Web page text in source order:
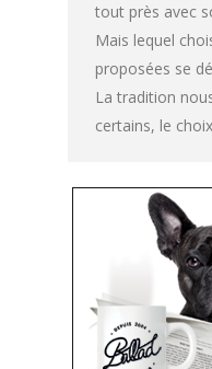
tout près avec
Mais lequel
proposées se
La tradition
certains, le